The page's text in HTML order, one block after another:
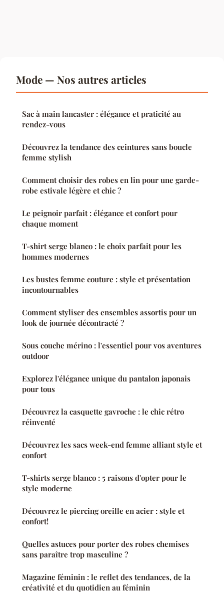
Mode — Nos autres articles
Sac à main lancaster : élégance et praticité au
rendez-vous
Découvrez la tendance des ceintures sans boucle
femme stylish
Comment choisir des robes en lin pour une garde-
robe estivale légère et chic ?
Le peignoir parfait : élégance et confort pour
chaque moment
T-shirt serge blanco : le choix parfait pour les
hommes modernes
Les bustes femme couture : style et présentation
incontournables
Comment styliser des ensembles assortis pour un
look de journée décontracté ?
Sous couche mérino : l'essentiel pour vos aventures
outdoor
Explorez l'élégance unique du pantalon japonais
pour tous
Découvrez la casquette gavroche : le chic rétro
réinventé
Découvrez les sacs week-end femme alliant style et
confort
T-shirts serge blanco : 5 raisons d'opter pour le
style moderne
Découvrez le piercing oreille en acier : style et
confort!
Quelles astuces pour porter des robes chemises
sans paraître trop masculine ?
Magazine féminin : le reflet des tendances, de la
créativité et du quotidien au féminin